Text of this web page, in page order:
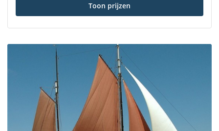
Toon prijzen